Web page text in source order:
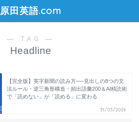
原田英語.com
― TAG ―
Headline
【完全版】英字新聞の読み方──見出しの8つの文
法ルール・逆三角形構造・頻出語彙200＆AI精読術
で「読めない」が「読める」に変わる
31/03/2026